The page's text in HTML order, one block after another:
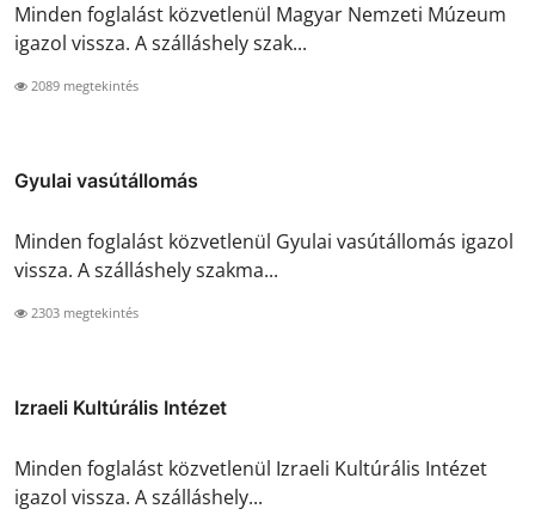
Minden foglalást közvetlenül Magyar Nemzeti Múzeum
igazol vissza. A szálláshely szak...
2089 megtekintés
Gyulai vasútállomás
Minden foglalást közvetlenül Gyulai vasútállomás igazol
vissza. A szálláshely szakma...
2303 megtekintés
Izraeli Kultúrális Intézet
Minden foglalást közvetlenül Izraeli Kultúrális Intézet
igazol vissza. A szálláshely...